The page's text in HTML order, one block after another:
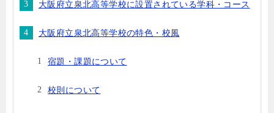
大阪府立泉北高等学校に設置されている学科・コース
大阪府立泉北高等学校の特色・校風
宿題・課題について
校則について